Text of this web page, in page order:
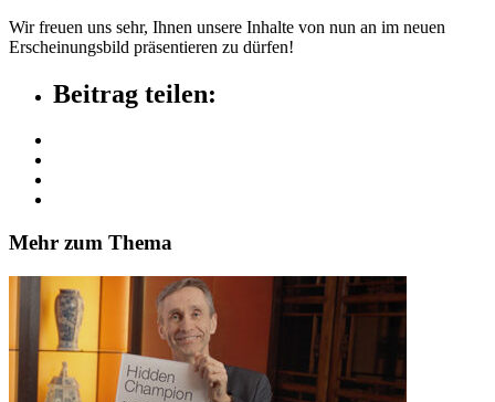
Wir freuen uns sehr, Ihnen unsere Inhalte von nun an im neuen
Erscheinungsbild präsentieren zu dürfen!
Beitrag teilen:
Mehr zum Thema